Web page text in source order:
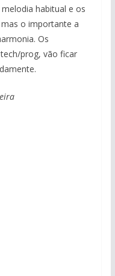
habitual e os
o importante a
Os
prog, vão ficar